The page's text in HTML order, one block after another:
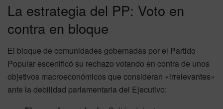
La estrategia del PP: Voto en
contra en bloque
El bloque de comunidades gobernadas por el Partido
Popular escenificó su rechazo votando en contra de unos
objetivos macroeconómicos que consideran «irrelevantes»
ante la debilidad parlamentaria del Ejecutivo: